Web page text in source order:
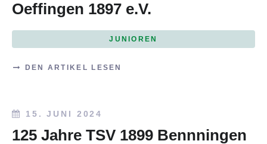
Oeffingen 1897 e.V.
JUNIOREN
DEN ARTIKEL LESEN
15. JUNI 2024
125 Jahre TSV 1899 Bennningen